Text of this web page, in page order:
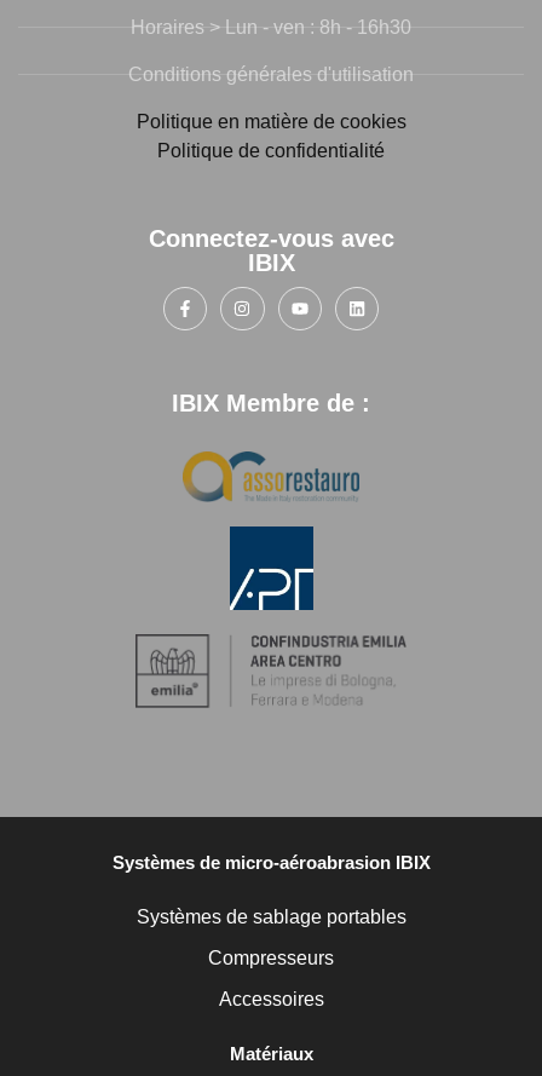
Horaires > Lun - ven : 8h - 16h30
Conditions générales d'utilisation
Politique en matière de cookies
Politique de confidentialité
Connectez-vous avec
IBIX
IBIX Membre de :
Systèmes de micro-aéroabrasion IBIX
Systèmes de sablage portables
Compresseurs
Accessoires
Matériaux